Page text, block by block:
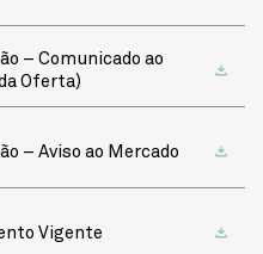
– Comunicado ao
Oferta)
– Aviso ao Mercado
Vigente